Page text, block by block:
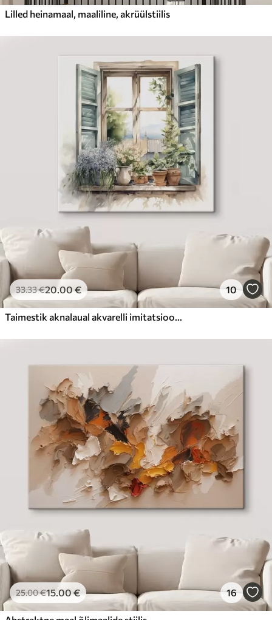
Lilled heinamaal, maaliline, akrüülstiilis
33.33€20.00€ 10
Taimestik aknalaual akvarelli imitatsiooniga
25.00€15.00€ 16